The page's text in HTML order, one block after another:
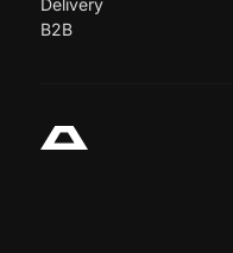
B2B